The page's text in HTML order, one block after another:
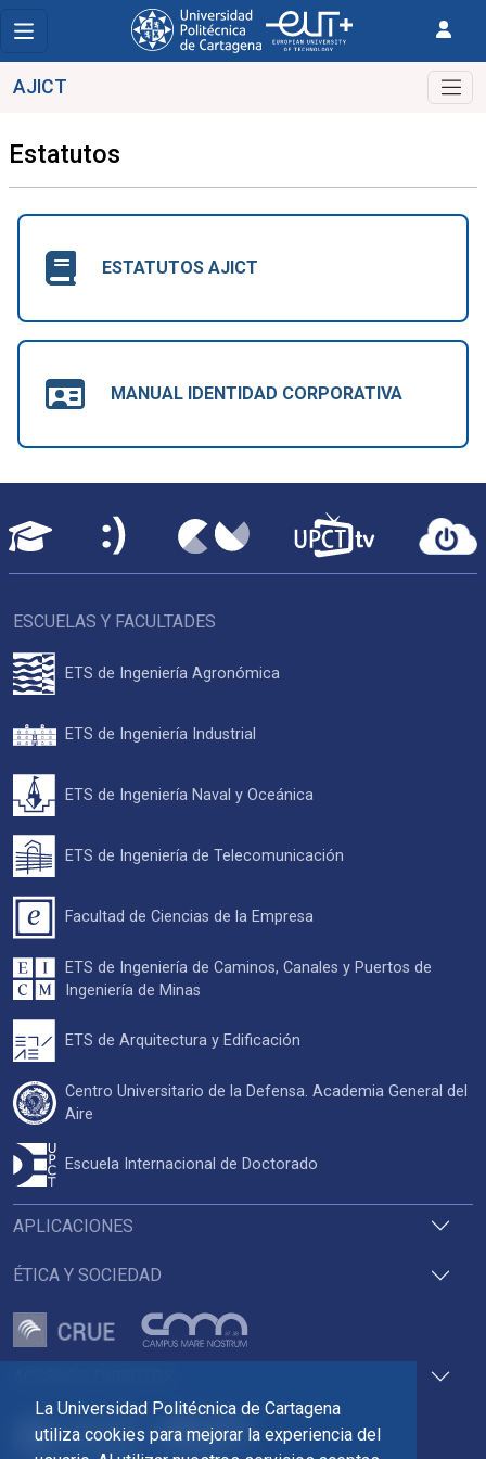
La Universidad Politécnica de Cartagena
utiliza cookies para mejorar la experiencia del
AJICT
Estatutos
ESTATUTOS AJICT
MANUAL IDENTIDAD CORPORATIVA
APLICACIONES
ÉTICA Y SOCIEDAD
ESCUELAS Y FACULTADES
ETS de Ingeniería Agronómica
ETS de Ingeniería Industrial
ETS de Ingeniería Naval y Oceánica
ETS de Ingeniería de Telecomunicación
Facultad de Ciencias de la Empresa
ETS de Ingeniería de Caminos, Canales y Puertos de
Ingeniería de Minas
ETS de Arquitectura y Edificación
Centro Universitario de la Defensa. Academia General del
Aire
Escuela Internacional de Doctorado